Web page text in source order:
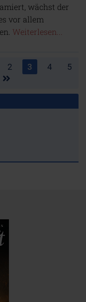
wächst der
vor allem
Weiterlesen...
2 3 4
5